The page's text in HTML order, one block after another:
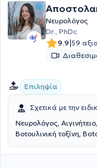
Νευρολόγος
Dr., PhDc
9.9|59
Επιληψία
Σχετικά με την
Νευρολόγος,